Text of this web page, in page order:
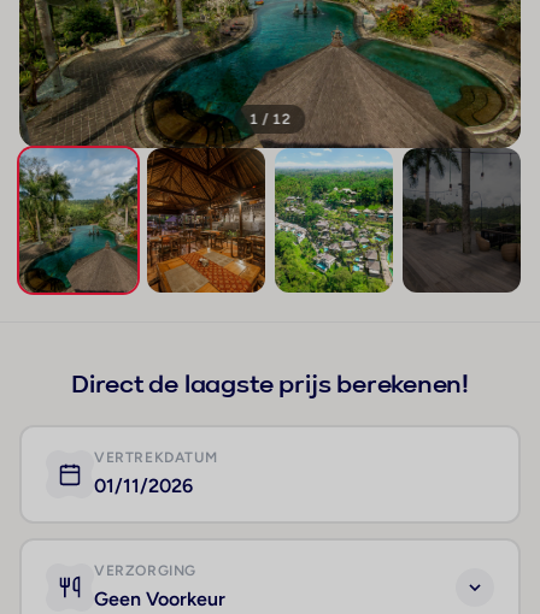
1 / 12
Direct de laagste prijs berekenen!
VERTREKDATUM
01/11/2026
VERZORGING
Geen Voorkeur